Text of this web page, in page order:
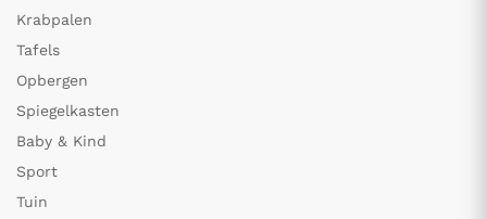
Krabpalen
Tafels
Opbergen
Spiegelkasten
Baby & Kind
Sport
Tuin